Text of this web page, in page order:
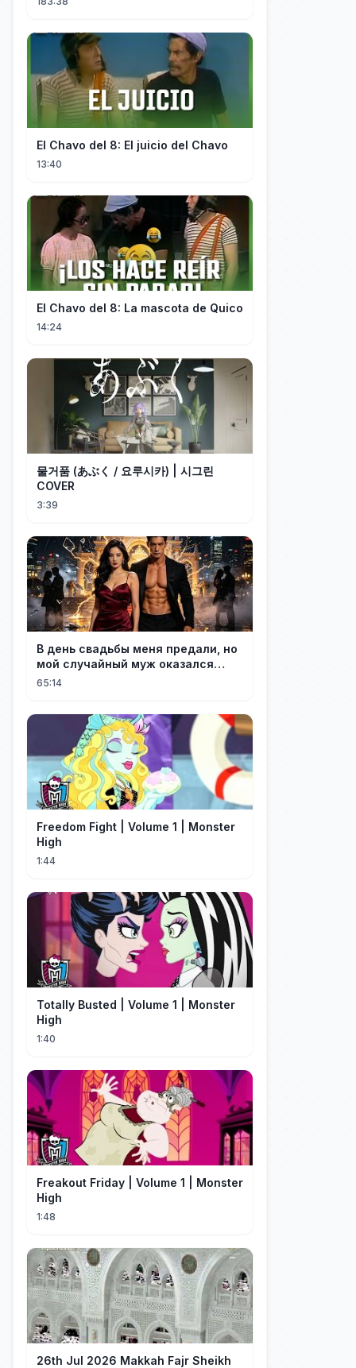
El Chavo del 8: El juicio del Chavo
13:40
El Chavo del 8: La mascota de Quico
14:24
물거품 (あぶく / 요루시카) | 시그린
COVER
3:39
В день свадьбы меня предали, но
мой случайный муж оказался
настоящим миллионером
65:14
Freedom Fight | Volume 1 | Monster
High
1:44
Totally Busted | Volume 1 | Monster
High
1:40
Freakout Friday | Volume 1 | Monster
High
1:48
26th Jul 2026 Makkah Fajr Sheikh